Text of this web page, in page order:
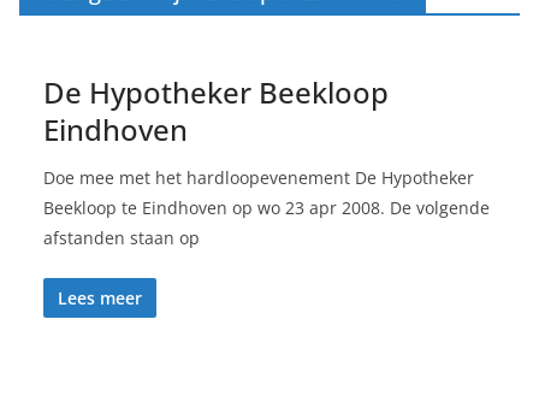
De Hypotheker Beekloop
Eindhoven
Doe mee met het hardloopevenement De Hypotheker
Beekloop te Eindhoven op wo 23 apr 2008. De volgende
afstanden staan op
Lees meer